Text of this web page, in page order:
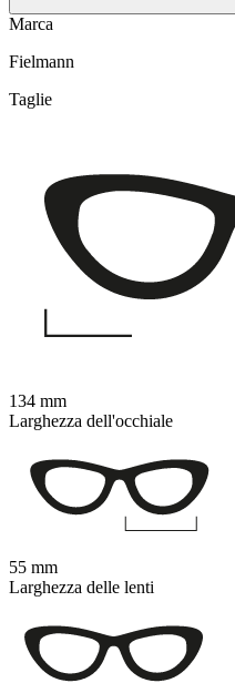
Marca
Fielmann
Taglie
134 mm
Larghezza dell'occhiale
55 mm
Larghezza delle lenti